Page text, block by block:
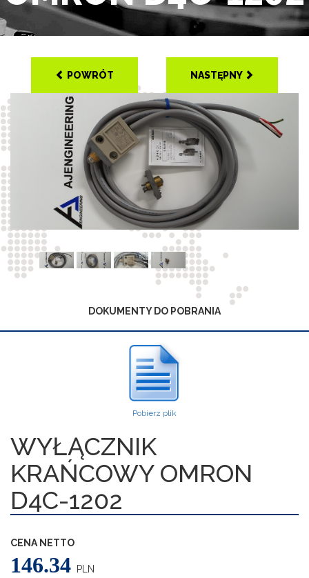
POWRÓT NASTĘPNY
DOKUMENTY DO POBRANIA
Pobierz plik
WYŁĄCZNIK
KRAŃCOWY OMRON
D4C-1202
CENA NETTO
146.34 PLN